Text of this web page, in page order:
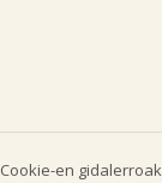
Cookie-en gidalerroak